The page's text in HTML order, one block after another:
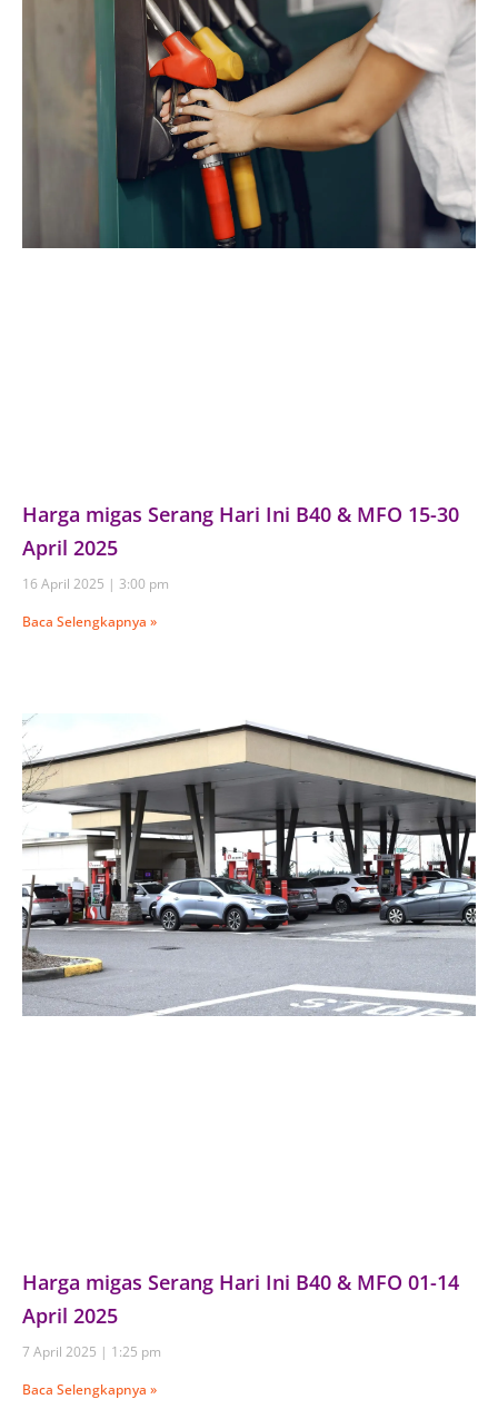
Harga migas Serang Hari Ini B40 & MFO 15-30
April 2025
16 April 2025
3:00 pm
Baca Selengkapnya »
Harga migas Serang Hari Ini B40 & MFO 01-14
April 2025
7 April 2025
1:25 pm
Baca Selengkapnya »